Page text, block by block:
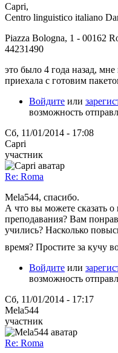
Capri,
Centro linguistico italiano
Piazza Bologna, 1 - 00162
44231490
это было 4 года назад,
приехала с готовим
Войдите или
возможность
Сб, 11/01/2014 - 17:08
Capri
участник
Re: Roma
Mela544, спасибо.
А что вы можете сказать
преподавания? Вам
учились? Насколько
время? Простите за кучу
Войдите или
возможность
Сб, 11/01/2014 - 17:17
Mela544
участник
Re: Roma